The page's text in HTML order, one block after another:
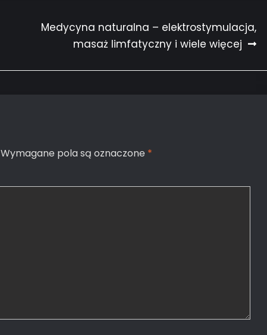
Medycyna naturalna – elektrostymulacja,
masaż limfatyczny i wiele więcej
Wymagane pola są oznaczone *